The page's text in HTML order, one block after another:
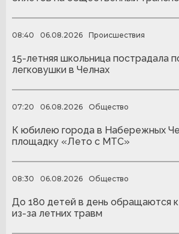
08:40 06.08.2026 Происшествия
15-летняя школьница пострадала
легковушки в Челнах
07:20 06.08.2026 Общество
К юбилею города в Набережных
площадку «Лето с МТС»
08:30 06.08.2026 Общество
До 180 детей в день обращаются
из-за летних травм